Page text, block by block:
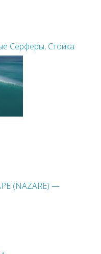
Серферы, Стойка
(NAZARE) —